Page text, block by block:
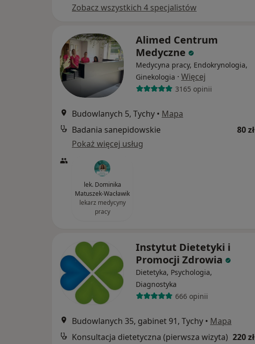
Zobacz wszystkich 4 specjalistów
Alimed Centrum
Medyczne
Medycyna pracy, Endokrynologia,
Ginekologia · Więcej
3165 opinii
Budowlanych 5, Tychy • Mapa
Badania sanepidowskie
80 zł
Pokaż więcej usług
lek. Dominika
Matuszek-Wacławik
lekarz medycyny
pracy
Instytut Dietetyki i
Promocji Zdrowia
Dietetyka, Psychologia,
Diagnostyka
666 opinii
Budowlanych 35, gabinet 91, Tychy • Mapa
Konsultacja dietetyczna (pierwsza wizyta) 220 zł